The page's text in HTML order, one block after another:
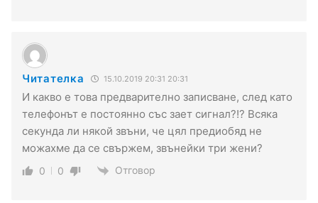
Читателка 15.10.2019 20:31 20:31
И какво е това предварително записване, след като
телефонът е постоянно със зает сигнал?!? Всяка
секунда ли някой звъни, че цял предиобяд не
можахме да се свържем, звънейки три жени?
0 0 Отговор